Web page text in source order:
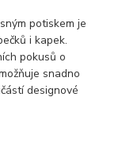
potiskem je
i kapek.
pokusů o
snadno
designové